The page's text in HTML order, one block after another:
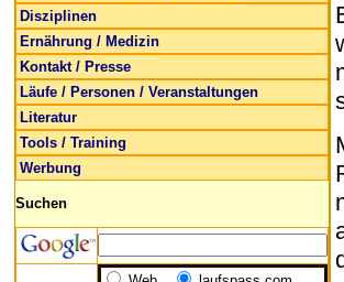
Disziplinen
Ernährung / Medizin
Kontakt / Presse
Läufe / Personen / Veranstaltungen
Literatur
Tools / Training
Werbung
Suchen